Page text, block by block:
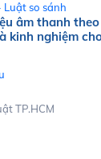
Luật so sánh
âm thanh
kinh nghiệm
TP.HCM